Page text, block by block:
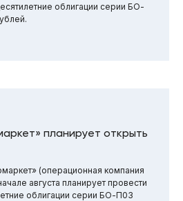
облигации серии БО-
планирует открыть
(операционная компания
августа планирует провести
облигации серии БО-П03